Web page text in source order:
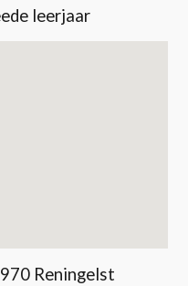
leerjaar
Reningelst